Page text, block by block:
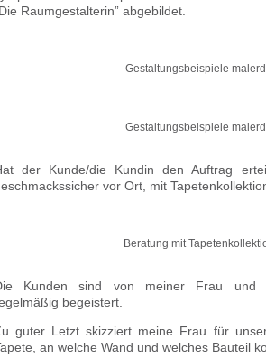
Raumgestalterin” abgebildet.
Gestaltungsbeispiele
Gestaltungsbeispiele
der Kunde/die Kundin den Auftrag
vor Ort, mit
Beratung mit
Kunden sind von meiner Frau und
begeistert.
guter Letzt skizziert meine Frau für
an welche Wand und welches Bauteil